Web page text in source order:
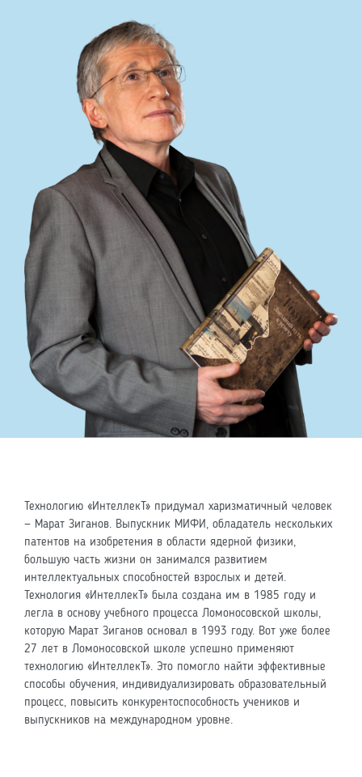
Технологию «ИнтеллекТ» придумал харизматичный человек
— Марат Зиганов. Выпускник МИФИ, обладатель нескольких
патентов на изобретения в области ядерной физики,
большую часть жизни он занимался развитием
интеллектуальных способностей взрослых и детей.
Технология «ИнтеллекТ» была создана им в 1985 году и
легла в основу учебного процесса Ломоносовской школы,
которую Марат Зиганов основал в 1993 году. Вот уже более
27 лет в Ломоносовской школе успешно применяют
технологию «ИнтеллекТ». Это помогло найти эффективные
способы обучения, индивидуализировать образовательный
процесс, повысить конкурентоспособность учеников и
выпускников на международном уровне.